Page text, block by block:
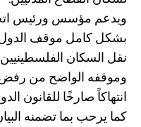
ويدعم مؤسس ورئيس
بشكل كامل موقف الدول
نقل السكان
وموقفه الواضح من رفض
انتهاكاً صارخًا للقانون
كما يرحب بما تضمنه